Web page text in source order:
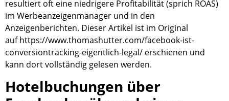
resultiert oft eine niedrigere Profitabilität (sprich ROAS)
im Werbeanzeigenmanager und in den
Anzeigenberichten. Dieser Artikel ist im Original
auf https://www.thomashutter.com/facebook-ist-
conversiontracking-eigentlich-legal/ erschienen und
kann dort vollständig gelesen werden.
Hotelbuchungen über